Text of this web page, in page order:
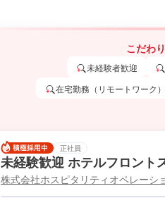
こだわ
未経験者歓迎
在宅勤務（リモートワーク
正社員
未経験歓迎 ホテルフロント
株式会社ホスピタリティオペレーシ